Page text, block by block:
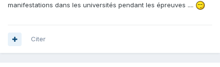
manifestations dans les universités pendant les épreuves ....
Citer